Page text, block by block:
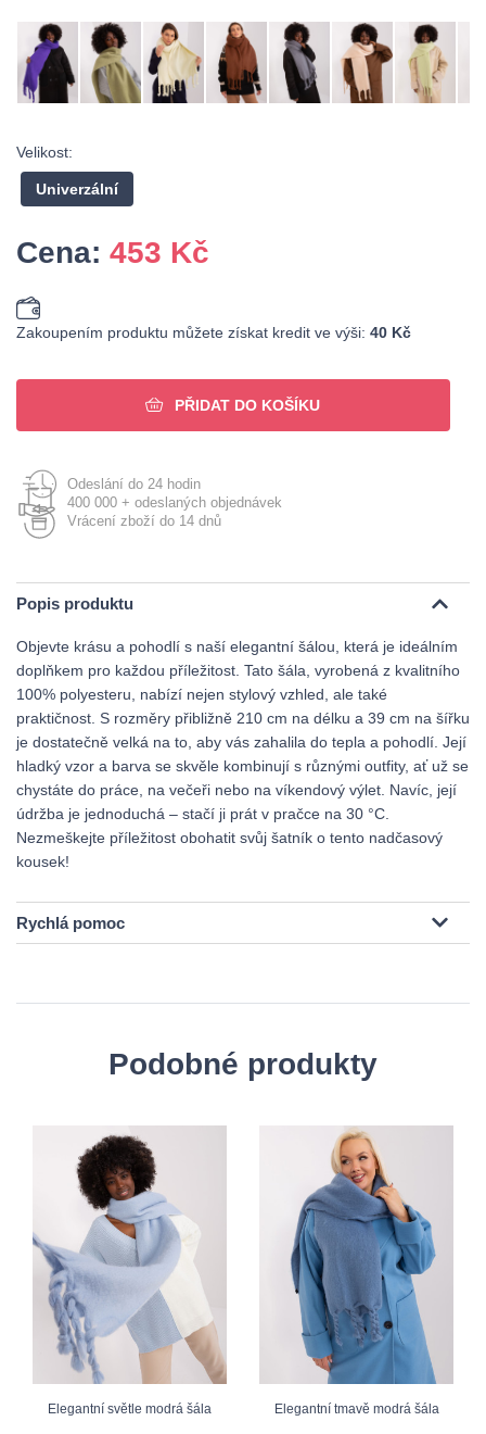
Velikost:
Univerzální
Cena: 453 Kč
Zakoupením produktu můžete získat kredit ve výši: 40 Kč
PŘIDAT DO KOŠÍKU
Odeslání do 24 hodin
400 000 + odeslaných objednávek
Vrácení zboží do 14 dnů
Popis produktu
Objevte krásu a pohodlí s naší elegantní šálou, která je ideálním
doplňkem pro každou příležitost. Tato šála, vyrobená z kvalitního
100% polyesteru, nabízí nejen stylový vzhled, ale také
praktičnost. S rozměry přibližně 210 cm na délku a 39 cm na šířku
je dostatečně velká na to, aby vás zahalila do tepla a pohodlí. Její
hladký vzor a barva se skvěle kombinují s různými outfity, ať už se
chystáte do práce, na večeři nebo na víkendový výlet. Navíc, její
údržba je jednoduchá – stačí ji prát v pračce na 30 °C.
Nezmeškejte příležitost obohatit svůj šatník o tento nadčasový
kousek!
Rychlá pomoc
Podobné produkty
Elegantní světle modrá šála Elegantní tmavě modrá šála